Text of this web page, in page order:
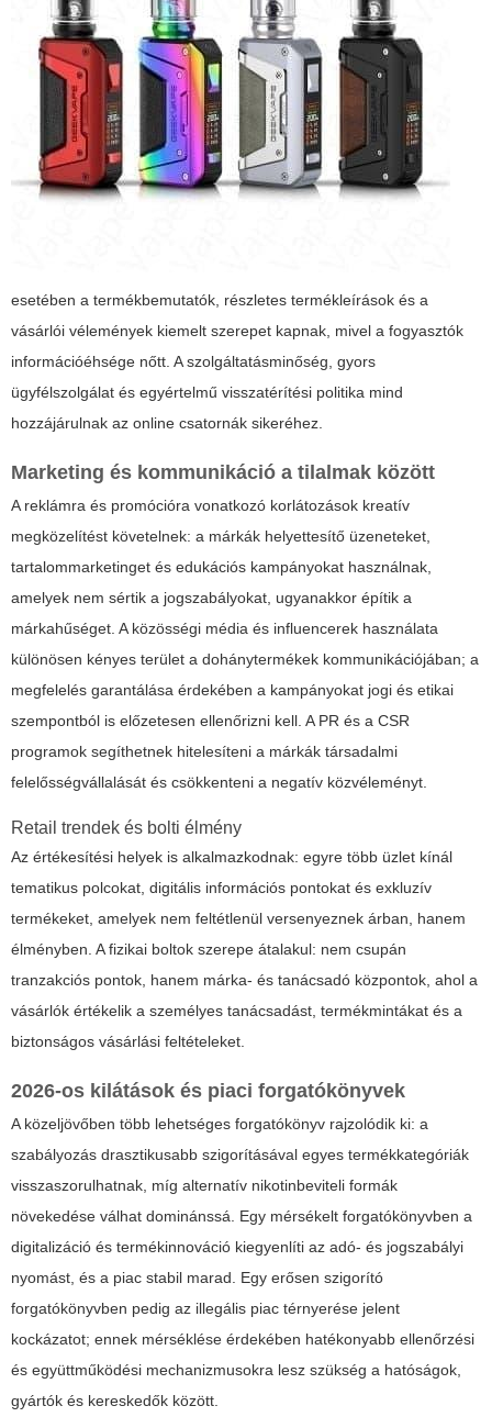
esetében a termékbemutatók, részletes termékleírások és a
vásárlói vélemények kiemelt szerepet kapnak, mivel a fogyasztók
információéhsége nőtt. A szolgáltatásminőség, gyors
ügyfélszolgálat és egyértelmű visszatérítési politika mind
hozzájárulnak az online csatornák sikeréhez.
Marketing és kommunikáció a tilalmak között
A reklámra és promócióra vonatkozó korlátozások kreatív
megközelítést követelnek: a márkák helyettesítő üzeneteket,
tartalommarketinget és edukációs kampányokat használnak,
amelyek nem sértik a jogszabályokat, ugyanakkor építik a
márkahűséget. A közösségi média és influencerek használata
különösen kényes terület a dohánytermékek kommunikációjában; a
megfelelés garantálása érdekében a kampányokat jogi és etikai
szempontból is előzetesen ellenőrizni kell. A PR és a CSR
programok segíthetnek hitelesíteni a márkák társadalmi
felelősségvállalását és csökkenteni a negatív közvéleményt.
Retail trendek és bolti élmény
Az értékesítési helyek is alkalmazkodnak: egyre több üzlet kínál
tematikus polcokat, digitális információs pontokat és exkluzív
termékeket, amelyek nem feltétlenül versenyeznek árban, hanem
élményben. A fizikai boltok szerepe átalakul: nem csupán
tranzakciós pontok, hanem márka- és tanácsadó központok, ahol a
vásárlók értékelik a személyes tanácsadást, termékmintákat és a
biztonságos vásárlási feltételeket.
2026-os kilátások és piaci forgatókönyvek
A közeljövőben több lehetséges forgatókönyv rajzolódik ki: a
szabályozás drasztikusabb szigorításával egyes termékkategóriák
visszaszorulhatnak, míg alternatív nikotinbeviteli formák
növekedése válhat dominánssá. Egy mérsékelt forgatókönyvben a
digitalizáció és termékinnováció kiegyenlíti az adó- és jogszabályi
nyomást, és a piac stabil marad. Egy erősen szigorító
forgatókönyvben pedig az illegális piac térnyerése jelent
kockázatot; ennek mérséklése érdekében hatékonyabb ellenőrzési
és együttműködési mechanizmusokra lesz szükség a hatóságok,
gyártók és kereskedők között.